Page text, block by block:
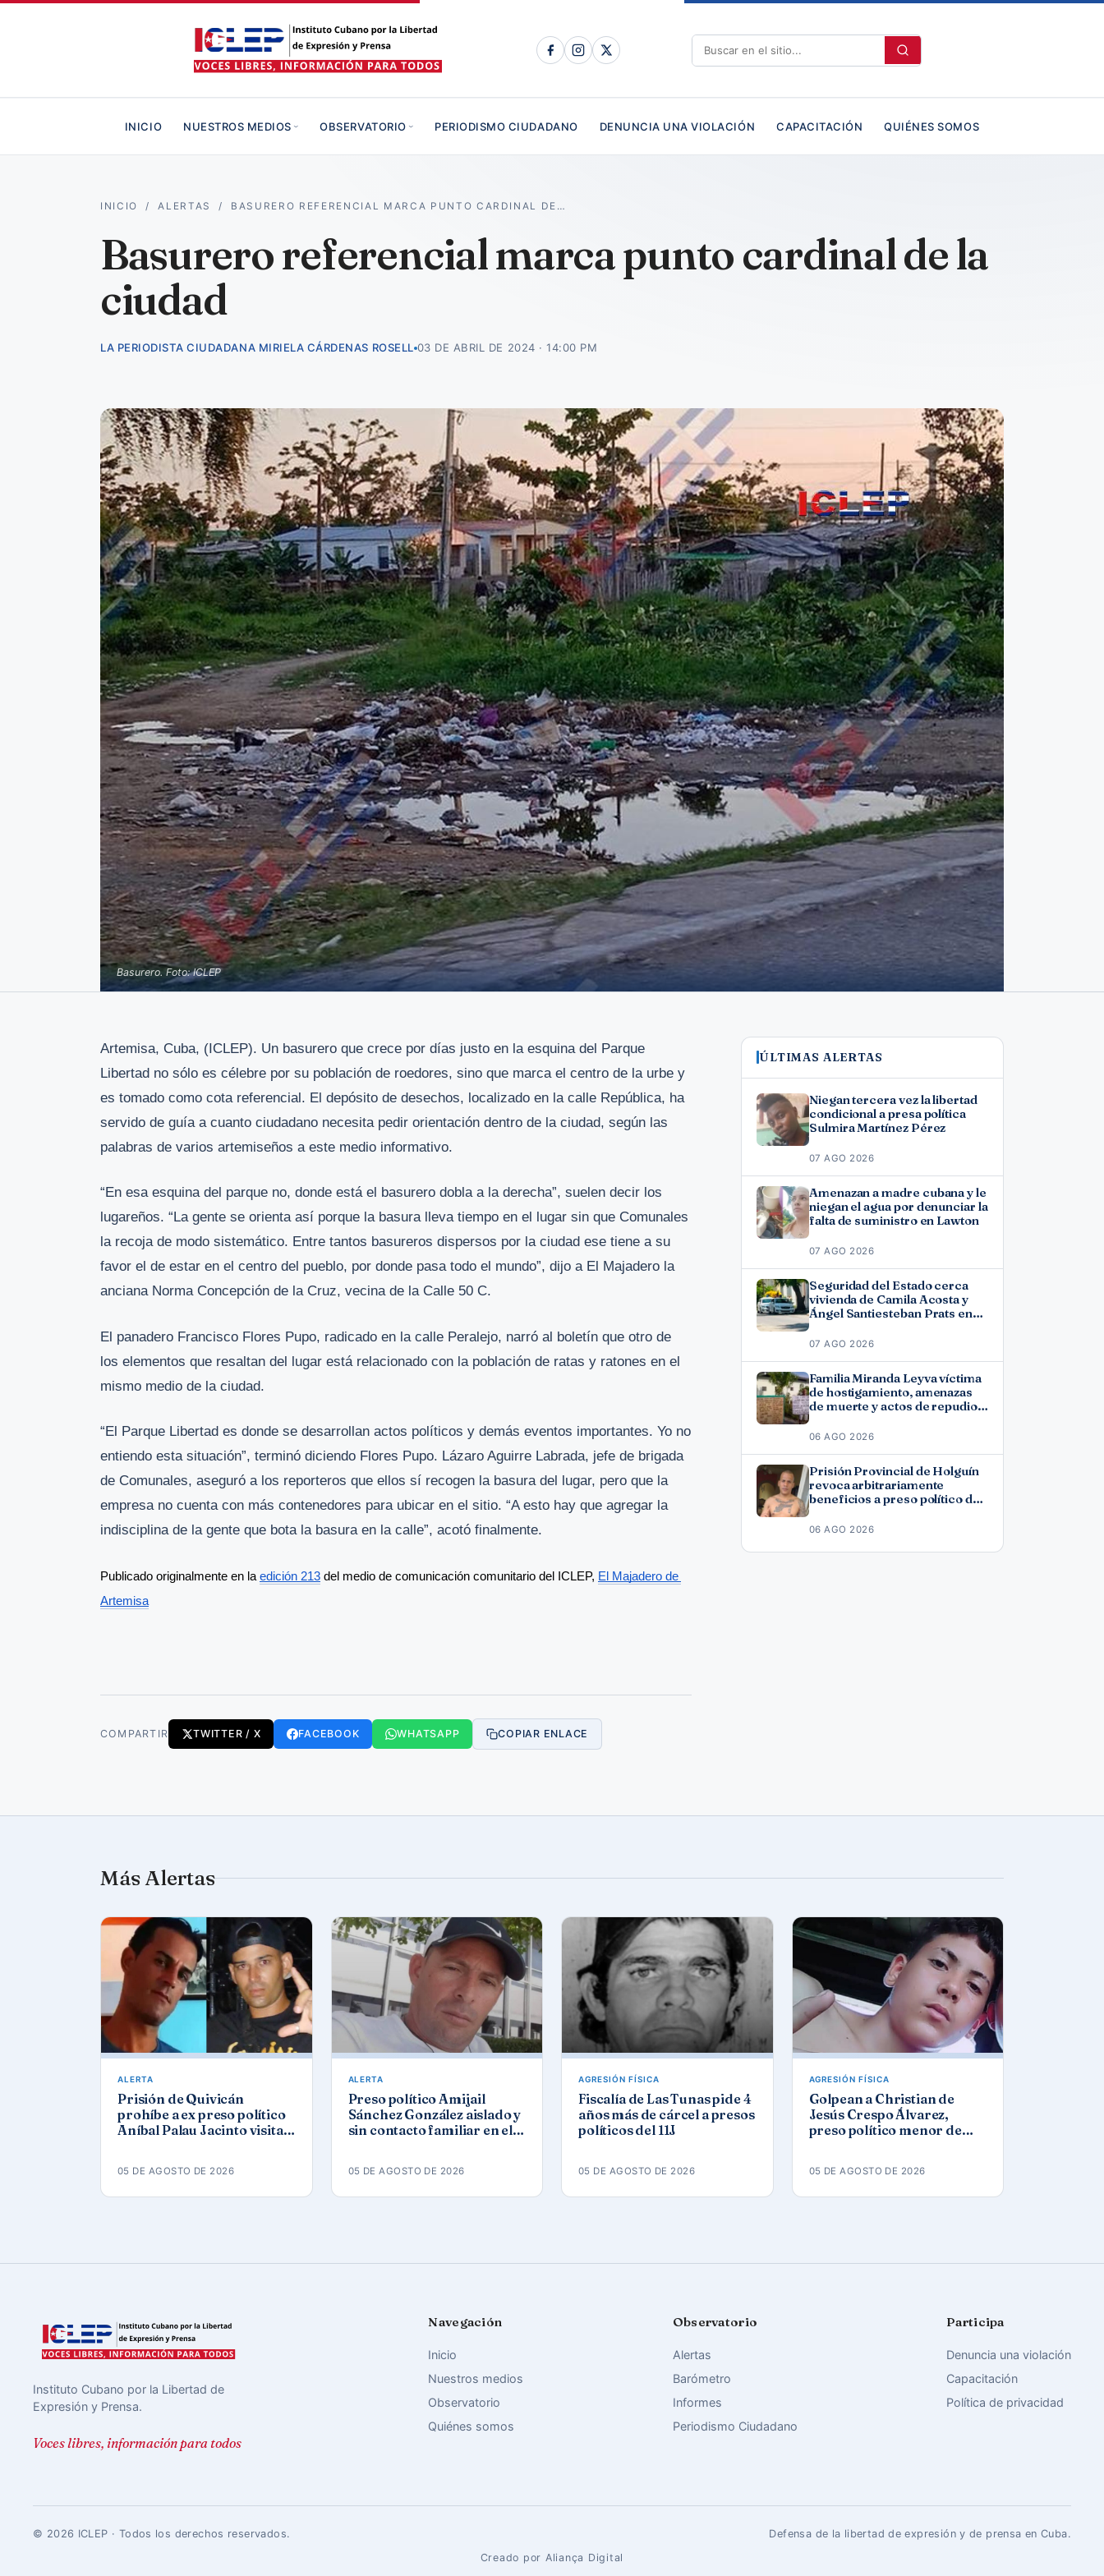
INICIO NUESTROS MEDIOS OBSERVATORIO PERIODISMO CIUDADANO DENUNCIA UNA VIOLACIÓN CAPACITACIÓN QUIÉNES SOMOS
INICIO /ALERTAS / BASURERO REFERENCIAL MARCA PUNTO CARDINAL DE…
Basurero referencial marca punto cardinal de la
ciudad
LA PERIODISTA CIUDADANA MIRIELA CÁRDENAS ROSELL 03 DE ABRIL DE 2024 · 14:00 PM
Basurero. Foto: ICLEP
Artemisa, Cuba, (ICLEP). Un basurero que crece por días justo en la esquina del Parque
Libertad no sólo es célebre por su población de roedores, sino que marca el centro de la urbe y
es tomado como cota referencial. El depósito de desechos, localizado en la calle República, ha
servido de guía a cuanto ciudadano necesita pedir orientación dentro de la ciudad, según las
palabras de varios artemiseños a este medio informativo.
“En esa esquina del parque no, donde está el basurero dobla a la derecha”, suelen decir los
lugareños. “La gente se orienta así porque la basura lleva tiempo en el lugar sin que Comunales
la recoja de modo sistemático. Entre tantos basureros dispersos por la ciudad ese tiene a su
favor el de estar en el centro del pueblo, por donde pasa todo el mundo”, dijo a El Majadero la
anciana Norma Concepción de la Cruz, vecina de la Calle 50 C.
El panadero Francisco Flores Pupo, radicado en la calle Peralejo, narró al boletín que otro de
los elementos que resaltan del lugar está relacionado con la población de ratas y ratones en el
mismo medio de la ciudad.
“El Parque Libertad es donde se desarrollan actos políticos y demás eventos importantes. Yo no
entiendo esta situación”, terminó diciendo Flores Pupo. Lázaro Aguirre Labrada, jefe de brigada
de Comunales, aseguró a los reporteros que ellos sí recogen la basura del lugar, pero que la
empresa no cuenta con más contenedores para ubicar en el sitio. “A esto hay que agregar la
indisciplina de la gente que bota la basura en la calle”, acotó finalmente.
Publicado originalmente en la edición 213 del medio de comunicación comunitario del ICLEP, El Majadero de
Artemisa
COMPARTIR TWITTER / X FACEBOOK WHATSAPP COPIAR ENLACE
ÚLTIMAS ALERTAS
Niegan tercera vez la libertad
condicional a presa política
Sulmira Martínez Pérez
07 AGO 2026
Amenazan a madre cubana y le
niegan el agua por denunciar la
falta de suministro en Lawton
07 AGO 2026
Seguridad del Estado cerca
vivienda de Camila Acosta y
Ángel Santiesteban Prats en
07 AGO 2026
Familia Miranda Leyva víctima
de hostigamiento, amenazas
de muerte y actos de repudio
06 AGO 2026
Prisión Provincial de Holguín
revoca arbitrariamente
beneficios a preso político del
06 AGO 2026
Más Alertas
ALERTA
Prisión de Quivicán
prohíbe a ex preso político
Aníbal Palau Jacinto visitar
05 DE AGOSTO DE 2026
ALERTA
Preso político Amijail
Sánchez González aislado y
sin contacto familiar en el
05 DE AGOSTO DE 2026
AGRESIÓN FÍSICA
Fiscalía de Las Tunas pide 4
años más de cárcel a presos
políticos del 11J
05 DE AGOSTO DE 2026
AGRESIÓN FÍSICA
Golpean a Christian de
Jesús Crespo Álvarez,
preso político menor de
05 DE AGOSTO DE 2026
Instituto Cubano por la Libertad de
Expresión y Prensa.
Voces libres, información para todos
Navegación
Inicio
Nuestros medios
Observatorio
Quiénes somos
Observatorio
Alertas
Barómetro
Informes
Periodismo Ciudadano
Participa
Denuncia una violación
Capacitación
Política de privacidad
© 2026 ICLEP · Todos los derechos reservados.
Defensa de la libertad de expresión y de prensa en Cuba.
Creado por Aliança Digital